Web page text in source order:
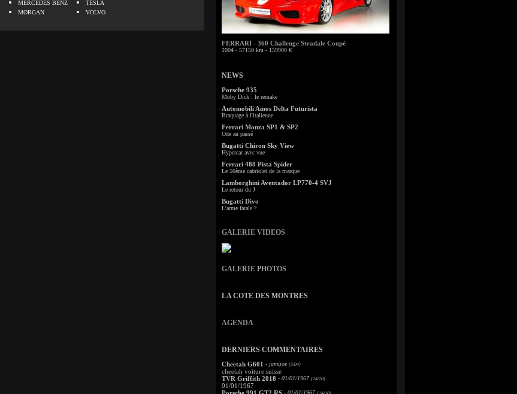
MERCEDES BENZ
MORGAN
TESLA
VOLVO
FERRARI - 360 Challenge Stradale Coupé
2004 - 57150 km - 159900 €
NEWS
Porsche 935
Moby Dick : le remake
Automobili Amos Delta Futurista
Braquage à l'italienne
Ferrari Monza SP1 & SP2
Ode au passé
Bugatti Chiron Sky View
Hypercar avec vue
Ferrari 488 Pista Spider
Le 50ème cabriolet de la marque
Lamborghini Aventador LP770-4 SVJ
Le retour du J
Bugatti Divo
L'arme fatale ?
GALERIE VIDEOS
GALERIE PHOTOS
LA COTE DES MONTRES
AGENDA
DERNIERS COMMENTAIRES
Cheetah G601 - jamijoe (5/04)
cheetah voiture suisse
TVR Griffith 2018 - 01/01/1967 (14/10)
01/01/1967
- 01/01/1967